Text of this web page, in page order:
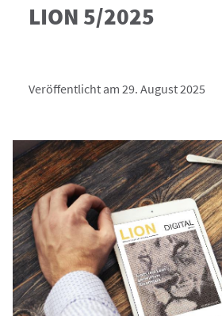
LION 5/2025
Veröffentlicht am 29. August 2025